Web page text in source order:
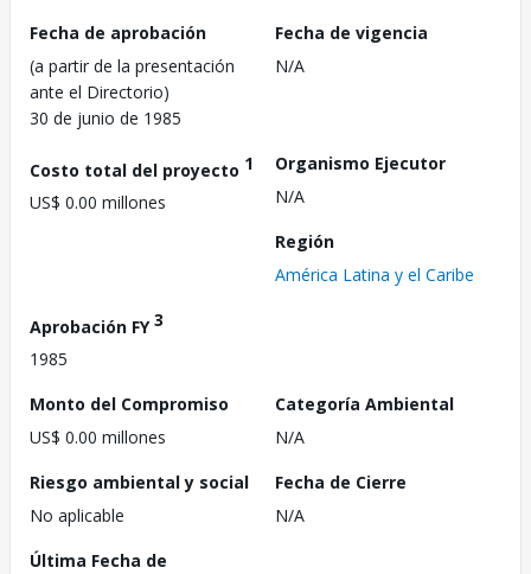
Fecha de aprobación
(a partir de la presentación
ante el Directorio)
30 de junio de 1985
Fecha de vigencia
N/A
Costo total del proyecto 1
US$ 0.00 millones
Organismo Ejecutor
N/A
Región
América Latina y el Caribe
Aprobación FY3
1985
Monto del Compromiso
US$ 0.00 millones
Categoría Ambiental
N/A
Riesgo ambiental y social
No aplicable
Fecha de Cierre
N/A
Última Fecha de